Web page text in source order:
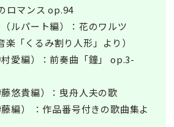
ロマンス op.94
ルパート編）：花のワルツ
「くるみ割り人形」より）
愛編）：前奏曲「鐘」 op.3-
悠貴編）：曳舟人夫の歌
編） ：作品番号付きの歌曲集よ